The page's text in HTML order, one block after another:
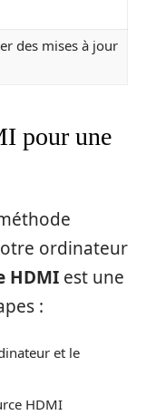
des mises à jour
pour une
ordinateur
HDMI est une
:
et le
HDMI